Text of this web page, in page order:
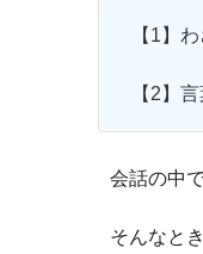
【1】
【2】
会話の中
そんなと